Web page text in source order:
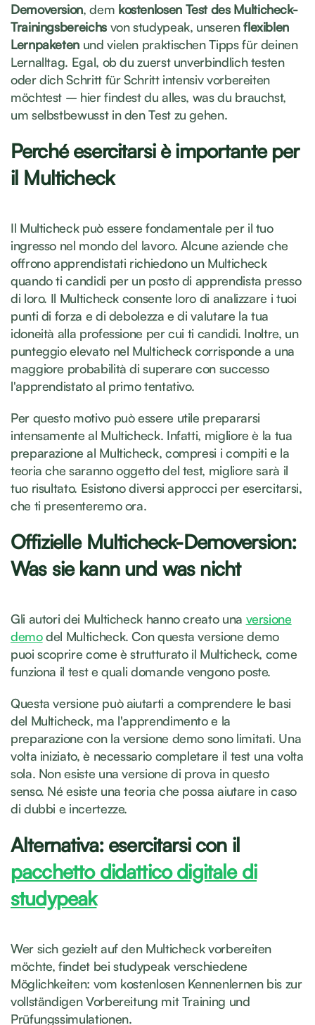
Demoversion, dem kostenlosen Test des Multicheck-
Trainingsbereichsvon studypeak, unserenflexiblen
Lernpaketen und vielen praktischen Tipps für deinen
Lernalltag. Egal, ob du zuerst unverbindlich testen
oder dich Schritt für Schritt intensiv vorbereiten
möchtest – hier findest du alles, was du brauchst,
um selbstbewusst in den Test zu gehen.
Perché esercitarsi è importante per
il Multicheck
Il Multicheck può essere fondamentale per il tuo
ingresso nel mondo del lavoro. Alcune aziende che
offrono apprendistati richiedono un Multicheck
quando ti candidi per un posto di apprendista presso
di loro. Il Multicheck consente loro di analizzare i tuoi
punti di forza e di debolezza e di valutare la tua
idoneità alla professione per cui ti candidi. Inoltre, un
punteggio elevato nel Multicheck corrisponde a una
maggiore probabilità di superare con successo
l'apprendistato al primo tentativo.
Per questo motivo può essere utile prepararsi
intensamente al Multicheck. Infatti, migliore è la tua
preparazione al Multicheck, compresi i compiti e la
teoria che saranno oggetto del test, migliore sarà il
tuo risultato. Esistono diversi approcci per esercitarsi,
che ti presenteremo ora.
Offizielle Multicheck-Demoversion:
Was sie kann und was nicht
Gli autori dei Multicheck hanno creato una versione
demodel Multicheck. Con questa versione demo
puoi scoprire come è strutturato il Multicheck, come
funziona il test e quali domande vengono poste.
Questa versione può aiutarti a comprendere le basi
del Multicheck, ma l'apprendimento e la
preparazione con la versione demo sono limitati. Una
volta iniziato, è necessario completare il test una volta
sola. Non esiste una versione di prova in questo
senso. Né esiste una teoria che possa aiutare in caso
di dubbi e incertezze.
Alternativa: esercitarsi con il
pacchetto didattico digitale di
studypeak
Wer sich gezielt auf den Multicheck vorbereiten
möchte, findet bei studypeak verschiedene
Möglichkeiten: vom kostenlosen Kennenlernen bis zur
vollständigen Vorbereitung mit Training und
Prüfungssimulationen.